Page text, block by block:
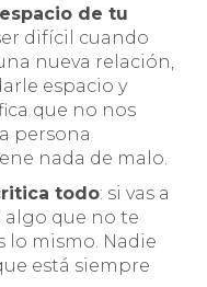
de tu
difícil cuando
nueva relación,
espacio y
que no nos
persona
nada de malo.
todo: si vas a
algo que no te
lo mismo. Nadie
está siempre